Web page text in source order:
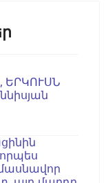
ԵՐԿՈՒՍՆ